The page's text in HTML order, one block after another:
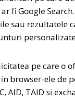
fi Google
sau
pe care
browser-ele
AID, TAID si